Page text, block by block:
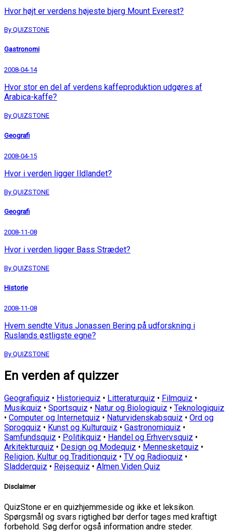
Hvor højt er verdens højeste bjerg Mount Everest?
By QUIZSTONE
Gastronomi
2008-04-14
Hvor stor en del af verdens kaffeproduktion udgøres af
Arabica-kaffe?
By QUIZSTONE
Geografi
2008-04-15
Hvor i verden ligger Ildlandet?
By QUIZSTONE
Geografi
2008-11-08
Hvor i verden ligger Bass Strædet?
By QUIZSTONE
Historie
2008-11-08
Hvem sendte Vitus Jonassen Bering på udforskning i
Ruslands østligste egne?
By QUIZSTONE
En verden af quizzer
Geografiquiz • Historiequiz • Litteraturquiz • Filmquiz •
Musikquiz • Sportsquiz • Natur og Biologiquiz • Teknologiquiz
• Computer og Internetquiz • Naturvidenskabsquiz • Ord og
Sprogquiz • Kunst og Kulturquiz • Gastronomiquiz •
Samfundsquiz • Politikquiz • Handel og Erhvervsquiz •
Arkitekturquiz • Design og Modequiz • Mennesketquiz •
Religion, Kultur og Traditionquiz • TV og Radioquiz •
Sladderquiz • Rejsequiz • Almen Viden Quiz
Disclaimer
QuizStone er en quizhjemmeside og ikke et leksikon.
Spørgsmål og svars rigtighed bør derfor tages med kraftigt
forbehold. Søg derfor også information andre steder.